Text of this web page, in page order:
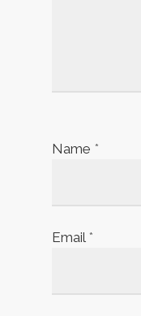
Name *
Email *